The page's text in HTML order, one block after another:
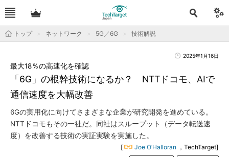
トップ ネットワーク 5G／6G 技術解説
2025年1月16日
「6G」の根幹技術になるか？ NTTドコモ、AIで
通信速度を大幅改善
最大18％の高速化を確認
6Gの実用化に向けてさまざまな企業が研究開発を進めている。
NTTドコモもその一社だ。同社はスループット（データ転送速
度）を改善する技術の実証実験を実施した。
[ Joe O’Halloran ，TechTarget]